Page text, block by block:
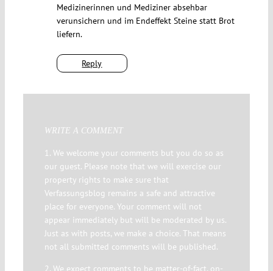
Reply
Medizinerinnen und Mediziner absehbar
verunsichern und im Endeffekt Steine statt Brot
liefern.
WRITE A COMMENT
1. We welcome your comments but you do so as
our guest. Please note that we will exercise our
property rights to make sure that
Verfassungsblog remains a safe and attractive
place for everyone. Your comment will not
appear immediately but will be moderated by us.
Just as with posts, we make a choice. That means
not all submitted comments will be published.
2. We expect comments to be matter-of-fact, on-